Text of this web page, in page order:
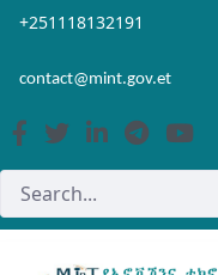
Skip to Main Content
Open Accessibility Menu
+251118132191
contact@mint.gov.et